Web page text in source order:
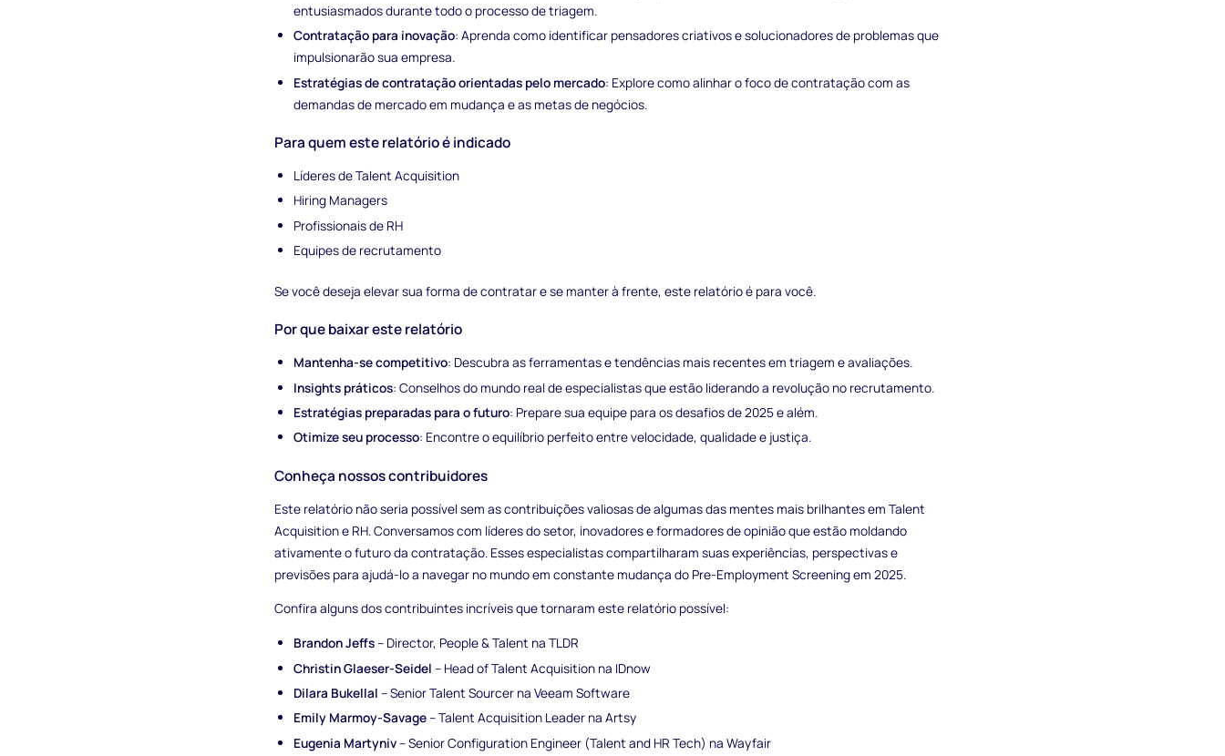
entusiasmados durante todo o processo de triagem.
Contratação para inovação: Aprenda como identificar pensadores criativos e solucionadores de problemas que
impulsionarão sua empresa.
Estratégias de contratação orientadas pelo mercado: Explore como alinhar o foco de contratação com as
demandas de mercado em mudança e as metas de negócios.
Para quem este relatório é indicado
Líderes de Talent Acquisition
Hiring Managers
Profissionais de RH
Equipes de recrutamento
Se você deseja elevar sua forma de contratar e se manter à frente, este relatório é para você.
Por que baixar este relatório
Mantenha-se competitivo: Descubra as ferramentas e tendências mais recentes em triagem e avaliações.
Insights práticos: Conselhos do mundo real de especialistas que estão liderando a revolução no recrutamento.
Estratégias preparadas para o futuro: Prepare sua equipe para os desafios de 2025 e além.
Otimize seu processo: Encontre o equilíbrio perfeito entre velocidade, qualidade e justiça.
Conheça nossos contribuidores
Este relatório não seria possível sem as contribuições valiosas de algumas das mentes mais brilhantes em Talent
Acquisition e RH. Conversamos com líderes do setor, inovadores e formadores de opinião que estão moldando
ativamente o futuro da contratação. Esses especialistas compartilharam suas experiências, perspectivas e
previsões para ajudá-lo a navegar no mundo em constante mudança do Pre-Employment Screening em 2025.
Confira alguns dos contribuintes incríveis que tornaram este relatório possível:
Brandon Jeffs– Director, People & Talent na TLDR
Christin Glaeser-Seidel – Head of Talent Acquisition na IDnow
Dilara Bukellal – Senior Talent Sourcer na Veeam Software
Emily Marmoy-Savage– Talent Acquisition Leader na Artsy
Eugenia Martyniv– Senior Configuration Engineer (Talent and HR Tech) na Wayfair